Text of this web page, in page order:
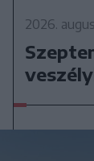
2026.